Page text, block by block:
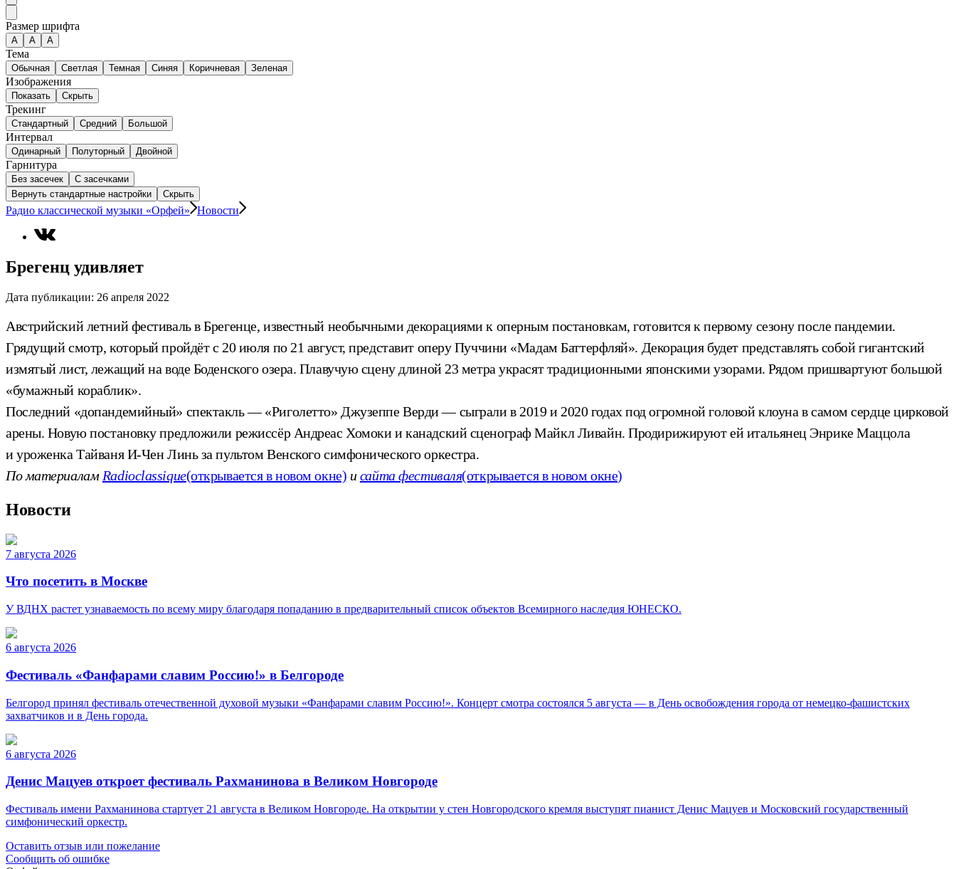
Размер шрифта
А A A
Тема
Обычная Светлая Темная Синяя Коричневая Зеленая
Изображения
Показать Скрыть
Трекинг
Стандартный Средний Большой
Интервал
Одинарный Полуторный Двойной
Гарнитура
Без засечек
С засечками
Вернуть стандартные настройки
Скрыть
Радио классической музыки «Орфей» Новости
Брегенц удивляет
Дата публикации: 26 апреля 2022
Австрийский летний фестиваль в Брегенце, известный необычными декорациями к оперным постановкам, готовится к первому сезону после пандемии.
Грядущий смотр, который пройдёт с 20 июля по 21 август, представит оперу Пуччини «Мадам Баттерфляй». Декорация будет представлять собой гигантский
измятый лист, лежащий на воде Боденского озера. Плавучую сцену длиной 23 метра украсят традиционными японскими узорами. Рядом пришвартуют большой
«бумажный кораблик».
Последний «допандемийный» спектакль — «Риголетто» Джузеппе Верди — сыграли в 2019 и 2020 годах под огромной головой клоуна в самом сердце цирковой
арены. Новую постановку предложили режиссёр Андреас Хомоки и канадский сценограф Майкл Ливайн. Продирижируют ей итальянец Энрике Маццола
и уроженка Тайваня И-Чен Линь за пультом Венского симфонического оркестра.
По материалам Radioclassique(открывается в новом окне) исайта фестиваля(открывается в новом окне)
Новости
7 августа 2026
Что посетить в Москве
У ВДНХ растет узнаваемость по всему миру благодаря попаданию в предварительный список объектов Всемирного наследия ЮНЕСКО.
6 августа 2026
Фестиваль «Фанфарами славим Россию!» в Белгороде
Белгород принял фестиваль отечественной духовой музыки «Фанфарами славим Россию!». Концерт смотра состоялся 5 августа — в День освобождения города от немецко-фашистских
захватчиков и в День города.
6 августа 2026
Денис Мацуев откроет фестиваль Рахманинова в Великом Новгороде
Фестиваль имени Рахманинова стартует 21 августа в Великом Новгороде. На открытии у стен Новгородского кремля выступят пианист Денис Мацуев и Московский государственный
симфонический оркестр.
Оставить отзыв или пожелание
Сообщить об ошибке